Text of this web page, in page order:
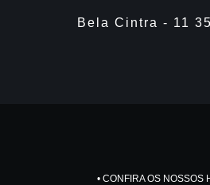
Bela Cintra - 11
• CONFIRA OS NOSSOS